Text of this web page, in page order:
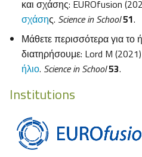
και σχάσης: EUROfusion
σχάσης. Science in School51.
Μάθετε περισσότερα για το
διατηρήσουμε: Lord M (2021)
ήλιο. Science in School53.
Institutions